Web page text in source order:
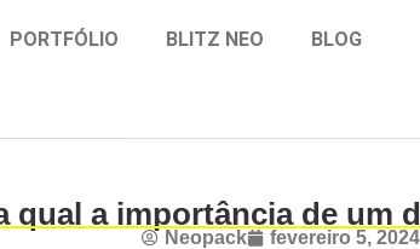
PORTFÓLIO BLITZ NEO BLOG
qual a importância de um
Neopack fevereiro 5, 2024